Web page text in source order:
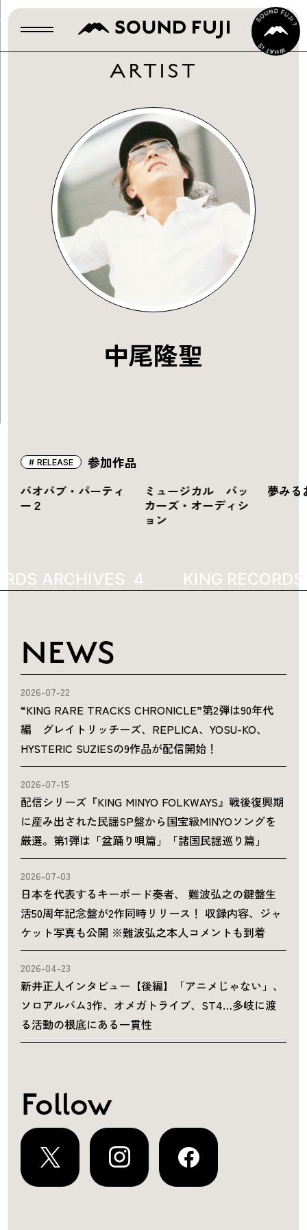
ARTIST
中尾隆聖
参加作品
RELEASE
バオバブ・パーティ
ー２
ミュージカル バッ
カーズ・オーディシ
ョン
夢みる
ARCHIVES 3007 KING
NEWS
2026-07-22
“KING RARE TRACKS CHRONICLE”第2弾は90年代
編 グレイトリッチーズ、REPLICA、YOSU-KO、
HYSTERIC SUZIESの9作品が配信開始！
2026-07-15
配信シリーズ『KING MINYO FOLKWAYS』戦後復興期
に産み出された民謡SP盤から国宝級MINYOソングを
厳選。第1弾は「盆踊り唄篇」「諸国民謡巡り篇」
2026-07-03
日本を代表するキーボード奏者、 難波弘之の鍵盤生
活50周年記念盤が2作同時リリース！ 収録内容、ジャ
ケット写真も公開 ※難波弘之本人コメントも到着
2026-04-23
新井正人インタビュー【後編】「アニメじゃない」、
ソロアルバム3作、オメガトライブ、ST4…多岐に渡
る活動の根底にある一貫性
Follow